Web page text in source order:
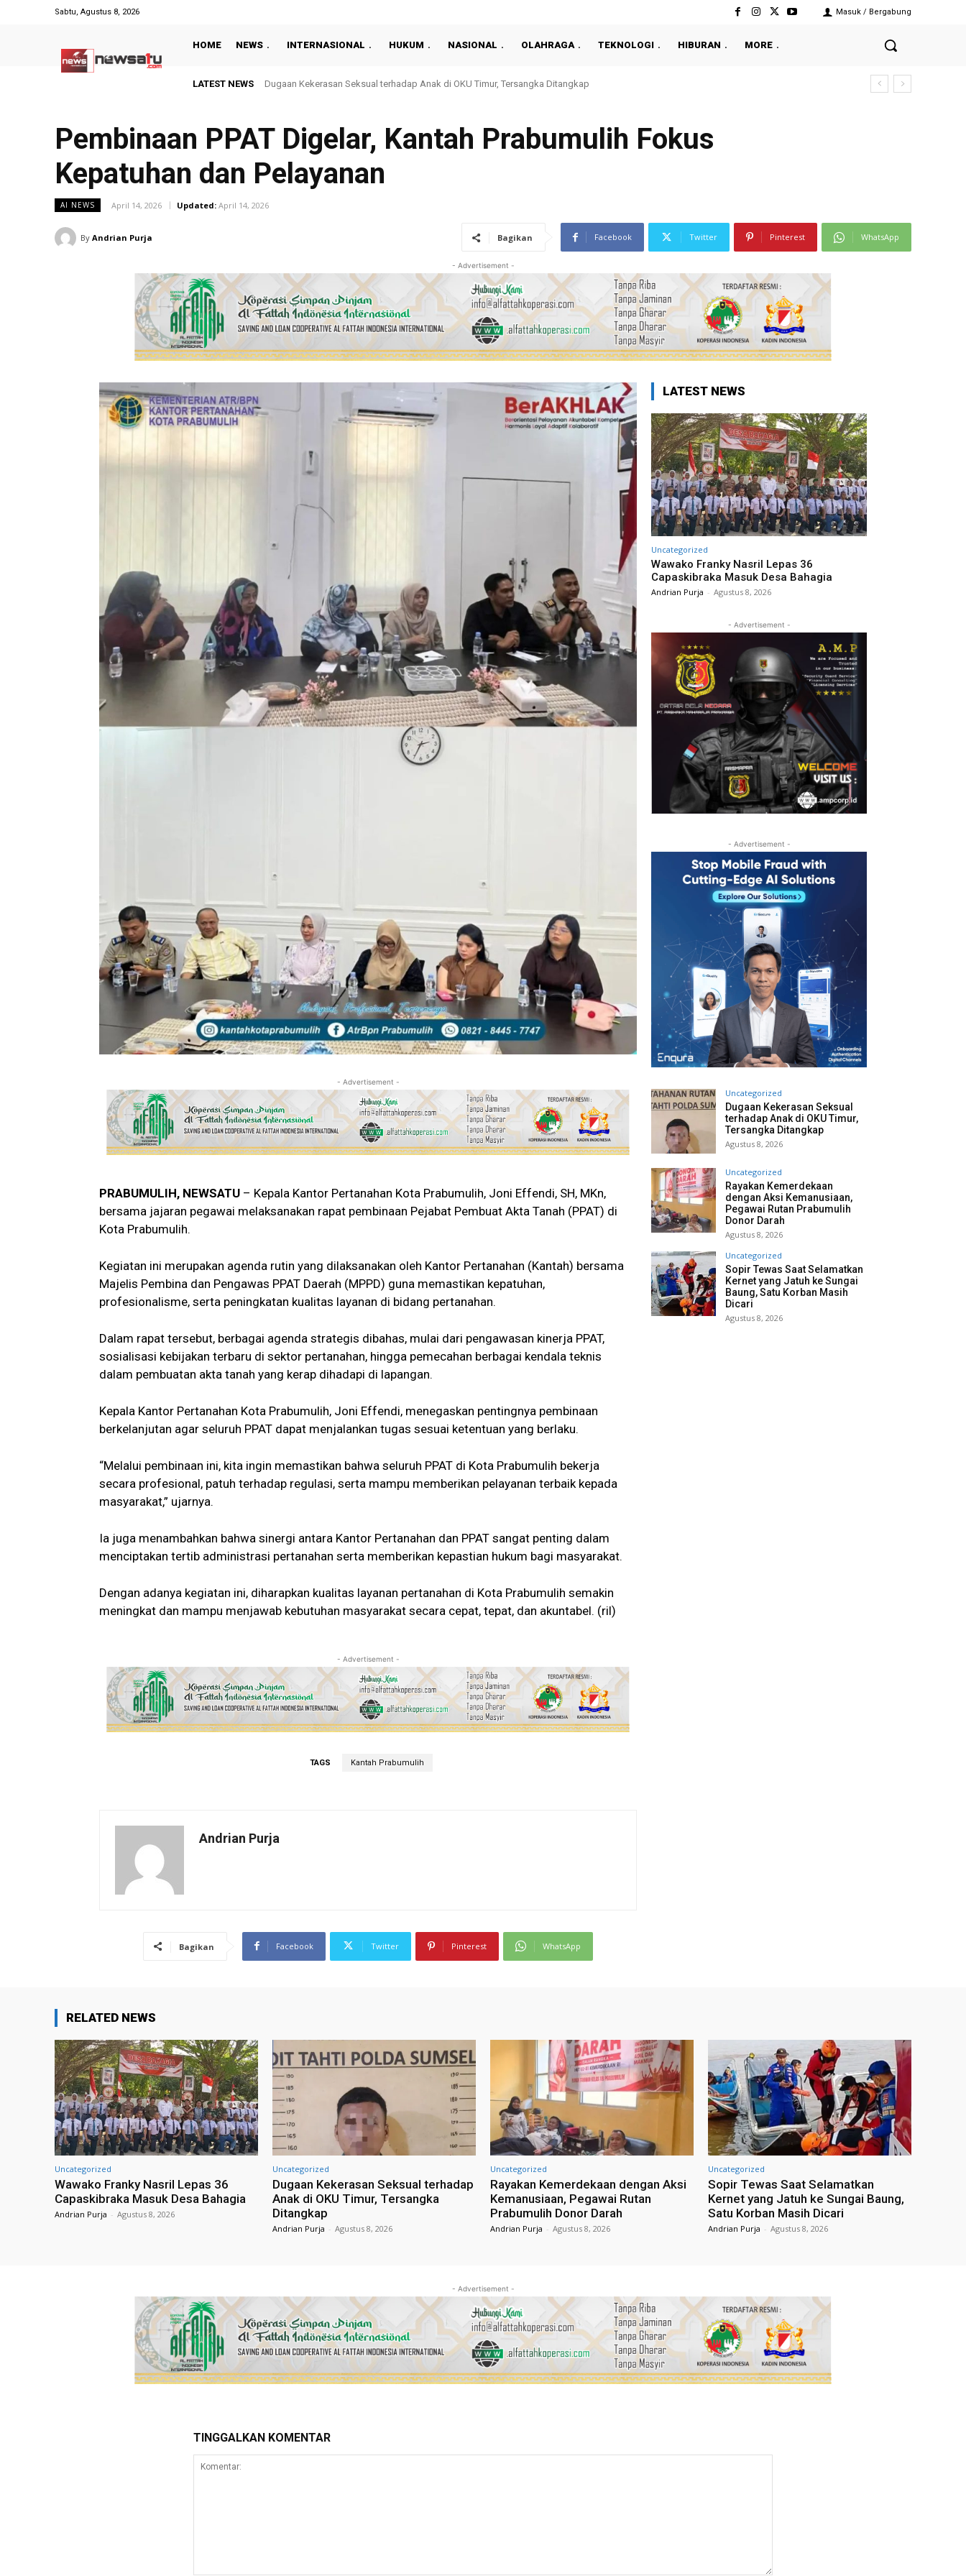
Sabtu, Agustus 8, 2026 Masuk / Bergabung
HOME NEWS INTERNASIONAL HUKUM NASIONAL OLAHRAGA TEKNOLOGI HIBURAN MORE
LATEST NEWS Rayakan Kemerdekaan dengan Aksi Kemanusiaan, Pegawai Rutan Prabumulih Donor Darah
Pembinaan PPAT Digelar, Kantah Prabumulih Fokus
Kepatuhan dan Pelayanan
AI NEWS April 14, 2026 Updated: April 14, 2026
By Andrian Purja Bagikan Facebook Twitter Pinterest WhatsApp
- Advertisement -
- Advertisement -
PRABUMULIH, NEWSATU – Kepala Kantor Pertanahan Kota Prabumulih, Joni Effendi, SH, MKn,
bersama jajaran pegawai melaksanakan rapat pembinaan Pejabat Pembuat Akta Tanah (PPAT) di
Kota Prabumulih.
Kegiatan ini merupakan agenda rutin yang dilaksanakan oleh Kantor Pertanahan (Kantah) bersama
Majelis Pembina dan Pengawas PPAT Daerah (MPPD) guna memastikan kepatuhan,
profesionalisme, serta peningkatan kualitas layanan di bidang pertanahan.
Dalam rapat tersebut, berbagai agenda strategis dibahas, mulai dari pengawasan kinerja PPAT,
sosialisasi kebijakan terbaru di sektor pertanahan, hingga pemecahan berbagai kendala teknis
dalam pembuatan akta tanah yang kerap dihadapi di lapangan.
Kepala Kantor Pertanahan Kota Prabumulih, Joni Effendi, menegaskan pentingnya pembinaan
berkelanjutan agar seluruh PPAT dapat menjalankan tugas sesuai ketentuan yang berlaku.
“Melalui pembinaan ini, kita ingin memastikan bahwa seluruh PPAT di Kota Prabumulih bekerja
secara profesional, patuh terhadap regulasi, serta mampu memberikan pelayanan terbaik kepada
masyarakat,” ujarnya.
Ia juga menambahkan bahwa sinergi antara Kantor Pertanahan dan PPAT sangat penting dalam
menciptakan tertib administrasi pertanahan serta memberikan kepastian hukum bagi masyarakat.
Dengan adanya kegiatan ini, diharapkan kualitas layanan pertanahan di Kota Prabumulih semakin
meningkat dan mampu menjawab kebutuhan masyarakat secara cepat, tepat, dan akuntabel. (ril)
- Advertisement -
TAGS Kantah Prabumulih
Andrian Purja
Bagikan Facebook Twitter Pinterest WhatsApp
LATEST NEWS
Uncategorized
Wawako Franky Nasril Lepas 36
Capaskibraka Masuk Desa Bahagia
Andrian Purja - Agustus 8, 2026
- Advertisement -
- Advertisement -
Uncategorized
Dugaan Kekerasan Seksual
terhadap Anak di OKU Timur,
Tersangka Ditangkap
Agustus 8, 2026
Uncategorized
Rayakan Kemerdekaan
dengan Aksi Kemanusiaan,
Pegawai Rutan Prabumulih
Donor Darah
Agustus 8, 2026
Uncategorized
Sopir Tewas Saat Selamatkan
Kernet yang Jatuh ke Sungai
Baung, Satu Korban Masih
Dicari
Agustus 8, 2026
RELATED NEWS
Uncategorized
Wawako Franky Nasril Lepas 36
Capaskibraka Masuk Desa Bahagia
Andrian Purja - Agustus 8, 2026
Uncategorized
Dugaan Kekerasan Seksual terhadap
Anak di OKU Timur, Tersangka
Ditangkap
Andrian Purja - Agustus 8, 2026
Uncategorized
Rayakan Kemerdekaan dengan Aksi
Kemanusiaan, Pegawai Rutan
Prabumulih Donor Darah
Andrian Purja - Agustus 8, 2026
Uncategorized
Sopir Tewas Saat Selamatkan
Kernet yang Jatuh ke Sungai Baung,
Satu Korban Masih Dicari
Andrian Purja - Agustus 8, 2026
- Advertisement -
TINGGALKAN KOMENTAR